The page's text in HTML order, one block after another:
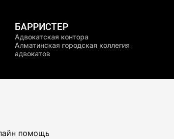
БАРРИСТЕР
Адвокатская контора
Алматинская городская коллегия
адвокатов
помощь